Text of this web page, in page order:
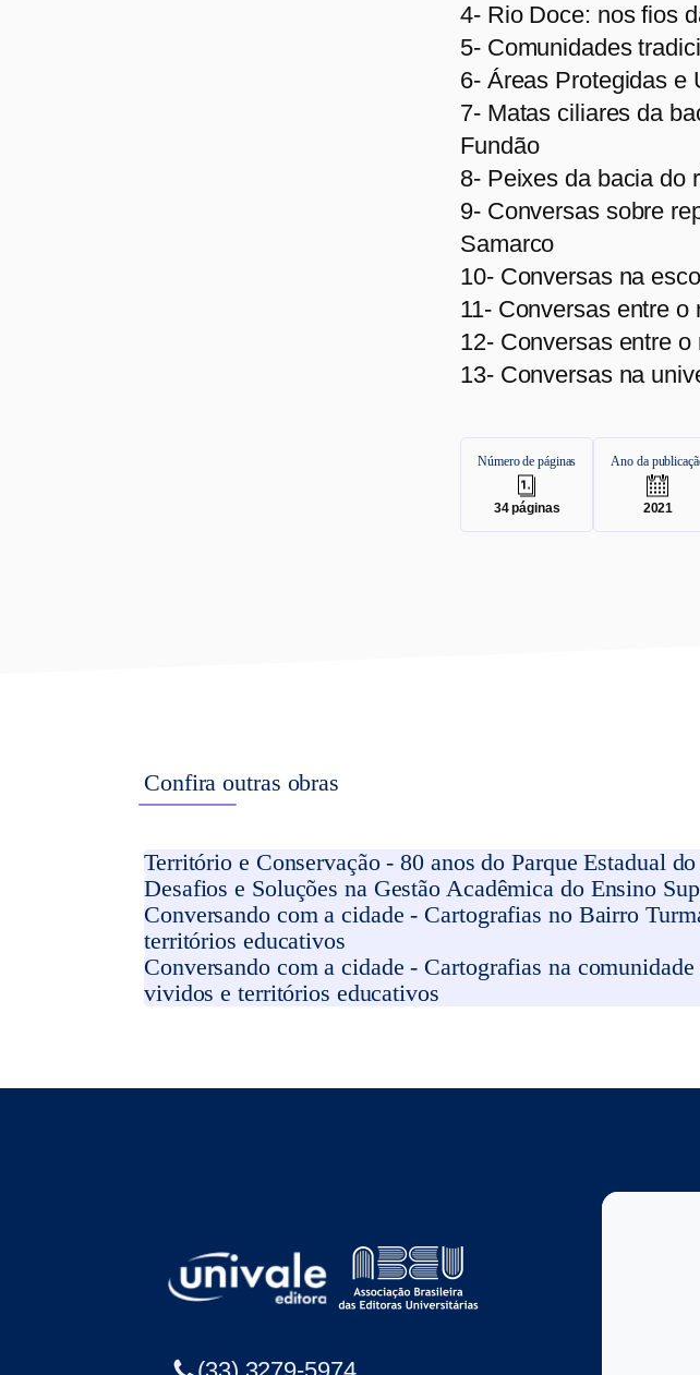
4- Rio Doce: nos fios
5- Comunidades
6- Áreas Protegidas e
7- Matas ciliares da
Fundão
8- Peixes da bacia do
9- Conversas sobre
Samarco
10- Conversas na
11- Conversas entre
12- Conversas entre
13- Conversas na
Número de páginas
.
34páginas
Ano da
.
2021
Confira outras obras
Território e Conservação - 80 anos do Parque Estadual
Desafios e Soluções na Gestão Acadêmica do Ensino
Conversando com a cidade - Cartografias no Bairro
territórios educativos
Conversando com a cidade - Cartografias na
vividos e territórios educativos